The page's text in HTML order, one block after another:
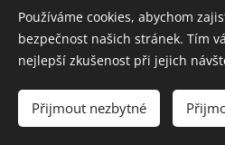
www.pradelna-jicin.cz www.cistirna-
Vaše prádloI
Vytvořeno službou
Používáme cookies, abychom
bezpečnost našich stránek. Tím
nejlepší zkušenost při jejich
Přijmout nezbytné